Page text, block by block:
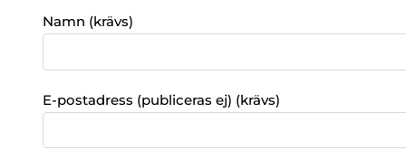
Namn (krävs)
E-postadress (publiceras ej) (krävs)